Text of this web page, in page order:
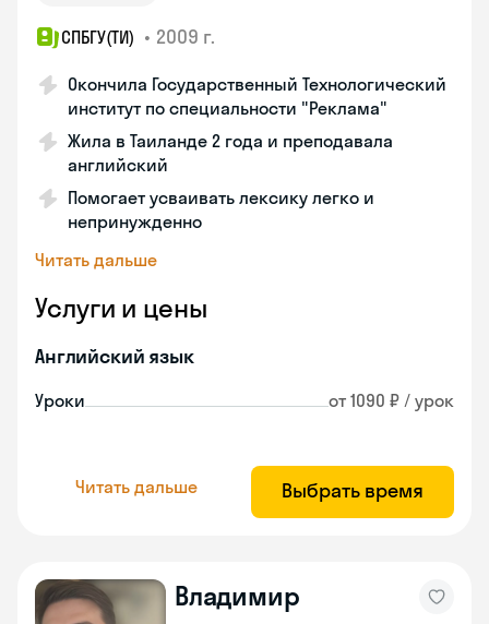
СПБГУ(ТИ) • 2009 г.
Окончила Государственный Технологический
институт по специальности "Реклама"
Жила в Таиланде 2 года и преподавала
английский
Помогает усваивать лексику легко и
непринужденно
Читать дальше
Услуги и цены
Английский язык
Уроки от 1090 ₽ / урок
Читать дальше Выбрать время
Владимир